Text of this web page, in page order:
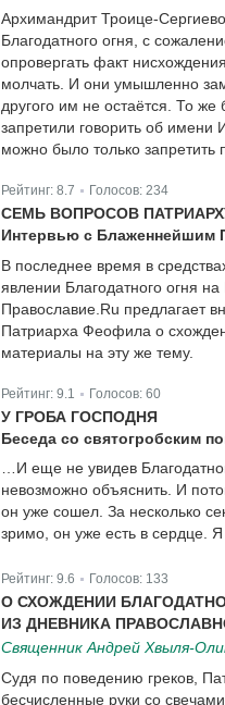
Архимандрит Троице-
Благодатного огня, с
опровергать факт
молчать. И они умышленно
другого им не остаётся. То
запретили говорить об имени
можно было только запретить
Рейтинг: 8.7 Голосов: 234
СЕМЬ ВОПРОСОВ
Интервью с Блаженнейшим
В последнее время в
явлении Благодатного огня
Православие.Ru предлагает
Патриарха Феофила о
материалы на эту же тему.
Рейтинг: 9.1 | Голосов: 60
У ГРОБА ГОСПОДНЯ
Беседа со святогробским
…И еще не увидев
невозможно объяснить. И
он уже сошел. За несколько
зримо, он уже есть в сердце.
Рейтинг: 9.6 | Голосов: 133
О СХОЖДЕНИИ
ИЗ ДНЕВНИКА
Священник Андрей Хвыля-
Судя по поведению греков,
бесчисленные руки со